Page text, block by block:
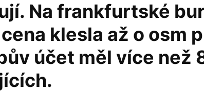
Na frankfurtské
klesla až o osm
účet měl více než